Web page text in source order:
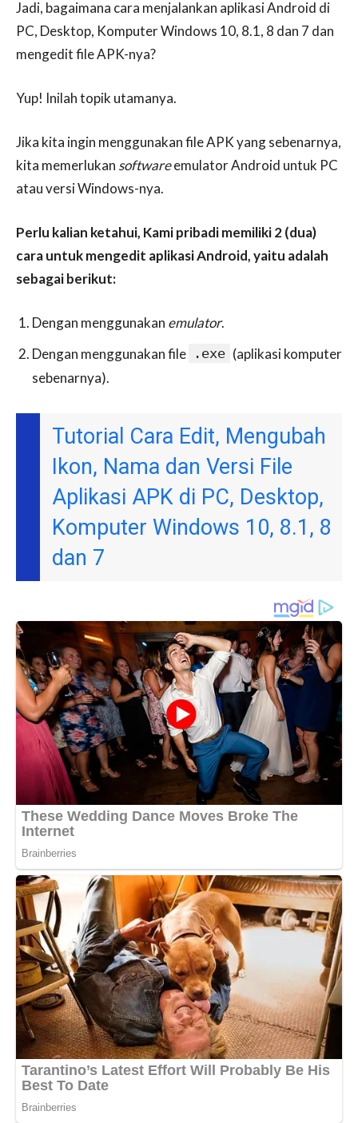
Jadi, bagaimana cara menjalankan aplikasi Android di
PC, Desktop, Komputer Windows 10, 8.1, 8 dan 7 dan
mengedit file APK-nya?
Yup! Inilah topik utamanya.
Jika kita ingin menggunakan file APK yang sebenarnya,
kita memerlukan softwareemulator Android untuk PC
atau versi Windows-nya.
Perlu kalian ketahui, Kami pribadi memiliki 2 (dua)
cara untuk mengedit aplikasi Android, yaitu adalah
sebagai berikut:
Dengan menggunakan emulator.
Dengan menggunakan file
.exe (aplikasi komputer
sebenarnya).
Tutorial Cara Edit, Mengubah
Ikon, Nama dan Versi File
Aplikasi APK di PC, Desktop,
Komputer Windows 10, 8.1, 8
dan 7